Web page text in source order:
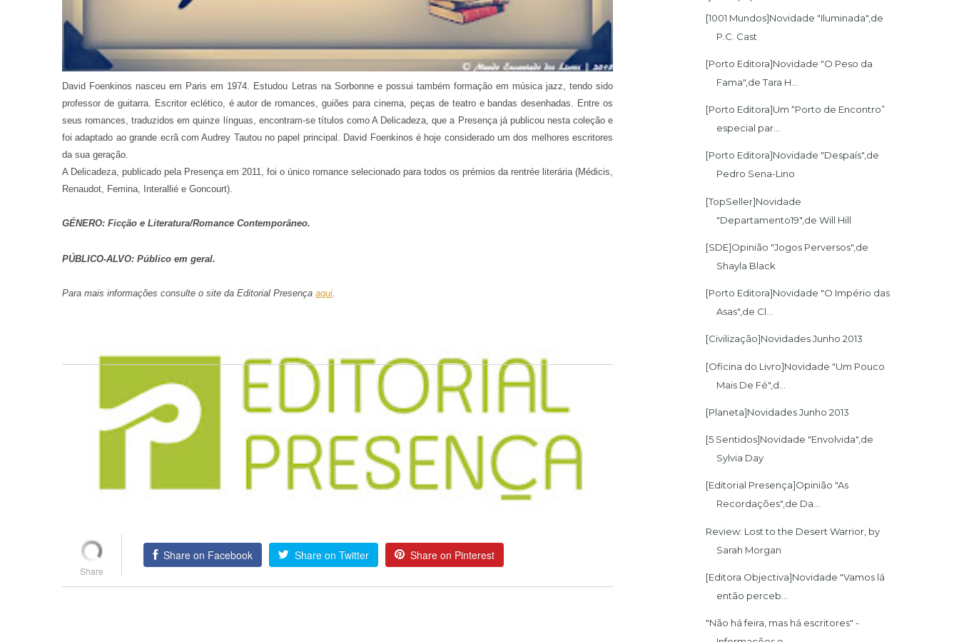
David Foenkinos nasceu em Paris em 1974. Estudou Letras na Sorbonne e possui também formação em música jazz, tendo sido
professor de guitarra. Escritor eclético, é autor de romances, guiões para cinema, peças de teatro e bandas desenhadas. Entre os
seus romances, traduzidos em quinze línguas, encontram-se títulos como A Delicadeza, que a Presença já publicou nesta coleção e
foi adaptado ao grande ecrã com Audrey Tautou no papel principal. David Foenkinos é hoje considerado um dos melhores escritores
da sua geração.
A Delicadeza, publicado pela Presença em 2011, foi o único romance selecionado para todos os prémios da rentrée literária (Médicis,
Renaudot, Femina, Interallié e Goncourt).
GÉNERO: Ficção e Literatura/Romance Contemporâneo.
PÚBLICO-ALVO: Público em geral.
Para mais informações consulte o site da Editorial Presença aqui.
Share on Facebook Share on Twitter Share on Pinterest
[1001 Mundos]Novidade "Iluminada",de
P.C. Cast
[Porto Editora]Novidade "O Peso da
Fama",de Tara H...
[Porto Editora]Um “Porto de Encontro”
especial par...
[Porto Editora]Novidade "Despaís",de
Pedro Sena-Lino
[TopSeller]Novidade
"Departamento19",de Will Hill
[SDE]Opinião "Jogos Perversos",de
Shayla Black
[Porto Editora]Novidade "O Império das
Asas",de Cl...
[Civilização]Novidades Junho 2013
[Oficina do Livro]Novidade "Um Pouco
Mais De Fé",d...
[Planeta]Novidades Junho 2013
[5 Sentidos]Novidade "Envolvida",de
Sylvia Day
[Editorial Presença]Opinião "As
Recordações",de Da...
Review: Lost to the Desert Warrior, by
Sarah Morgan
[Editora Objectiva]Novidade "Vamos lá
então perceb...
"Não há feira, mas há escritores" -